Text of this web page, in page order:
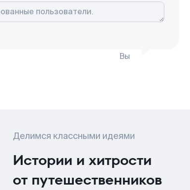
Вы
Делимся классными идеями
Истории и хитрости
от путешественников